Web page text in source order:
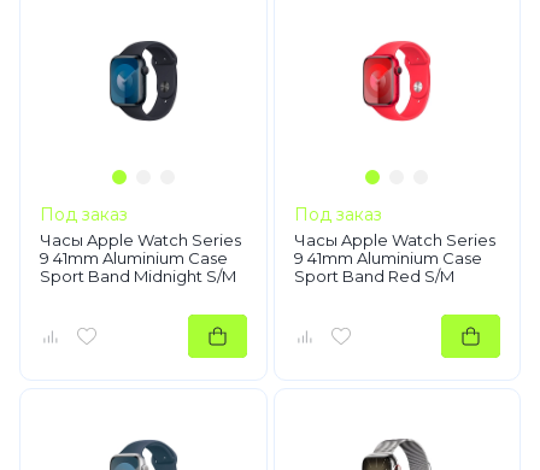
Под заказ
Часы Apple Watch Series
9 41mm Aluminium Case
Sport Band Midnight S/M
Под заказ
Часы Apple Watch Series
9 41mm Aluminium Case
Sport Band Red S/M